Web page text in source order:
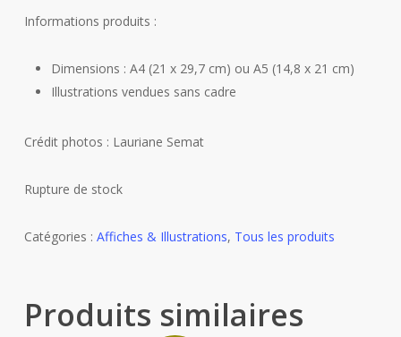
Informations produits :
Dimensions : A4 (21 x 29,7 cm) ou A5 (14,8 x 21 cm)
Illustrations vendues sans cadre
Crédit photos : Lauriane Semat
Rupture de stock
Catégories : Affiches & Illustrations, Tous les produits
Produits similaires